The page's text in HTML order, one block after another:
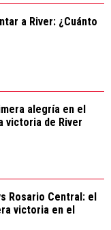
a River: ¿Cuánto
alegría en el
victoria de River
Rosario Central: el
victoria en el